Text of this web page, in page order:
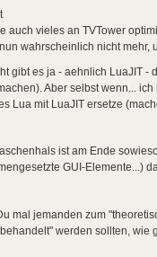
auch vieles an TVTower
wahrscheinlich nicht mehr,
gibt es ja - aehnlich LuaJIT -
Aber selbst wenn...
Lua mit LuaJIT ersetze
ist am Ende
GUI-Elemente...)
mal jemanden zum
werden sollten, wie